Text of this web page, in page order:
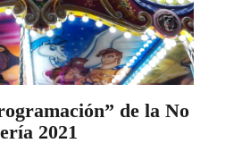
de la No
2021